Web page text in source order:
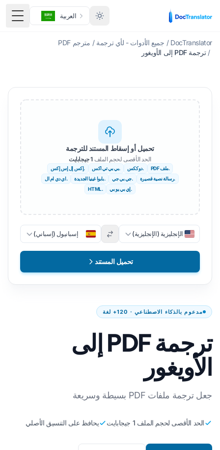
العربية
تبديل
DocTranslator
/ جميع الأدوات - لأي ترجمة / مترجم PDF
/ ترجمة PDF إلى الأويغور
مدعوم بالذكاء الاصطناعي · 120+ لغة
ترجمة PDF إلى
الأويغور
جعل ترجمة ملفات PDF بسيطة وسريعة
الحد الأقصى لحجم الملف 1 جيجابايت يحافظ على التنسيق الأصلي
تحميل أو إسقاط المستند للترجمة
الحد الأقصى لحجم الملف 1 جيجابايت
.ملف PDF .دوككس .بي بي تي اكس
.إكس إل إس إكس
.رسالة نصية قصيرة
.جي بي جي .بابوا غينيا الجديدة
.اي دي ام ال
.إي بي يو بي
.HTML
الإنجليزية (الإنجليزية) إسبانيول (إسباني)
تحميل المستند